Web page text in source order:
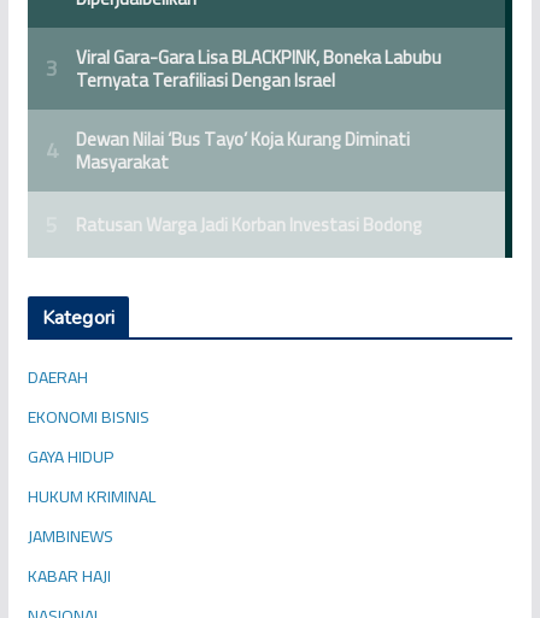
Kategori
DAERAH
EKONOMI BISNIS
GAYA HIDUP
HUKUM KRIMINAL
JAMBINEWS
KABAR HAJI